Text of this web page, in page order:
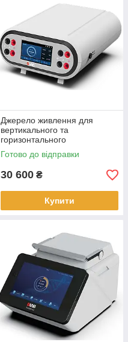
Джерело живлення для
вертикального та
горизонтального
електрофорезу DEP-600
Готово до відправки
30 600 ₴
Купити